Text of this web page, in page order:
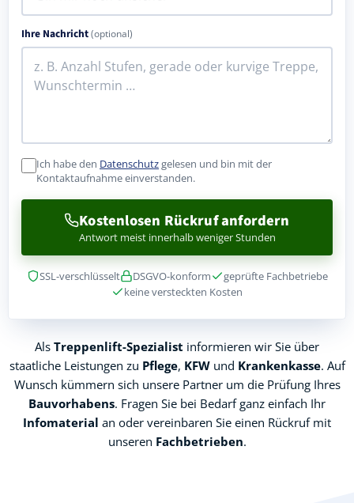
Ihre Nachricht(optional)
Ich habe den Datenschutzgelesen und bin mit der
Kontaktaufnahme einverstanden.
Kostenlosen Rückruf anfordern
Antwort meist innerhalb weniger Stunden
SSL-verschlüsselt DSGVO-konform
geprüfte Fachbetriebe
keine versteckten Kosten
Als Treppenlift-Spezialist informieren wir Sie über
staatliche Leistungen zu Pflege, KFWund Krankenkasse. Auf
Wunsch kümmern sich unsere Partner um die Prüfung Ihres
Bauvorhabens. Fragen Sie bei Bedarf ganz einfach Ihr
Infomaterial an oder vereinbaren Sie einen Rückruf mit
unseren Fachbetrieben.